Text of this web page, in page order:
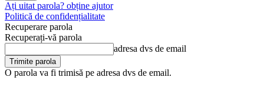
Ați uitat parola? obține ajutor
Politică de confidențialitate
Recuperare parola
Recuperați-vă parola
adresa dvs de email
O parola va fi trimisă pe adresa dvs de email.